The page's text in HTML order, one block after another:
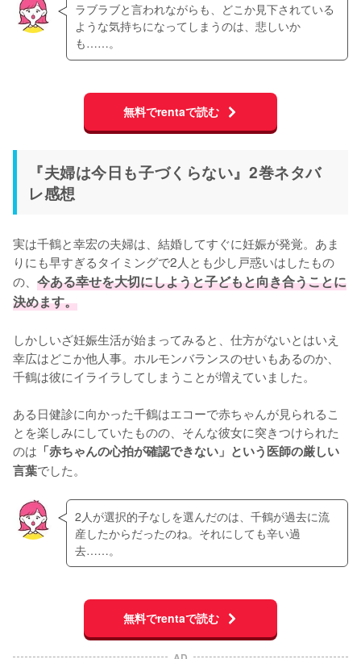
ラブラブと言われながらも、どこか見下されている
ような気持ちになってしまうのは、悲しいか
も……。
無料でrentaで読む
『夫婦は今日も子づくらない』2巻ネタバ
レ感想
実は千鶴と幸宏の夫婦は、結婚してすぐに妊娠が発覚。あま
りにも早すぎるタイミングで2人とも少し戸惑いはしたもの
の、 今ある幸せを大切にしようと子どもと向き合うことに
決めます。
しかしいざ妊娠生活が始まってみると、仕方がないとはいえ
幸広はどこか他人事。ホルモンバランスのせいもあるのか、
千鶴は彼にイライラしてしまうことが増えていました。
ある日健診に向かった千鶴はエコーで赤ちゃんが見られるこ
とを楽しみにしていたものの、そんな彼女に突きつけられた
のは 「赤ちゃんの心拍が確認できない」という医師の厳しい
言葉でした。
2人が選択的子なしを選んだのは、千鶴が過去に流
産したからだったのね。それにしても辛い過
去……。
無料でrentaで読む